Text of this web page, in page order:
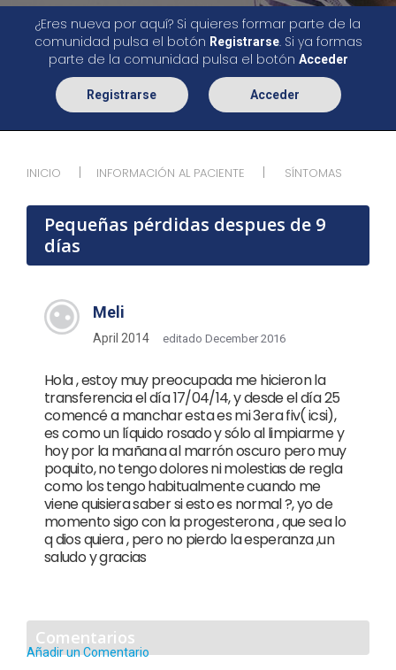
¿Eres nueva por aquí? Si quieres formar parte de la
comunidad pulsa el botón Registrarse. Si ya formas
parte de la comunidad pulsa el botón Acceder
Registrarse Acceder
INICIO INFORMACIÓN AL PACIENTE SÍNTOMAS
Pequeñas pérdidas despues de 9
días
Meli
April 2014 editado December 2016
Hola , estoy muy preocupada me hicieron la
transferencia el día 17/04/14, y desde el día 25
comencé a manchar esta es mi 3era fiv( icsi),
es como un líquido rosado y sólo al limpiarme y
hoy por la mañana al marrón oscuro pero muy
poquito, no tengo dolores ni molestias de regla
como los tengo habitualmente cuando me
viene quisiera saber si esto es normal ?, yo de
momento sigo con la progesterona , que sea lo
q dios quiera , pero no pierdo la esperanza ,un
saludo y gracias
Comentarios
Añadir un Comentario